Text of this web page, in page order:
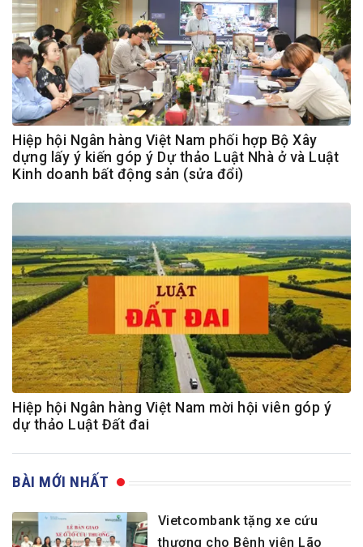
Hiệp hội Ngân hàng Việt Nam phối hợp Bộ Xây
dựng lấy ý kiến góp ý Dự thảo Luật Nhà ở và Luật
Kinh doanh bất động sản (sửa đổi)
Hiệp hội Ngân hàng Việt Nam mời hội viên góp ý
dự thảo Luật Đất đai
BÀI MỚI NHẤT
Vietcombank tặng xe cứu
thương cho Bệnh viện Lão